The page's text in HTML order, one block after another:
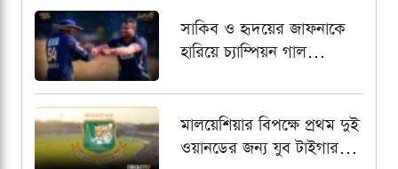
সাকিব ও হৃদয়ের জাফনাকে
হারিয়ে চ্যাম্পিয়ন গাল
মালয়েশিয়ার বিপক্ষে প্রথম দুই
ওয়ানডের জন্য যুব টাইগার